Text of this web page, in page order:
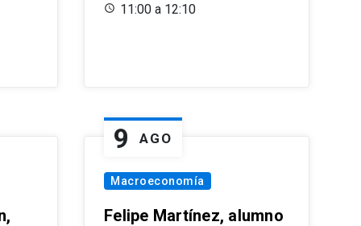
11:00 a 12:10
9 AGO
Macroeconomía
Felipe Martínez, alumno